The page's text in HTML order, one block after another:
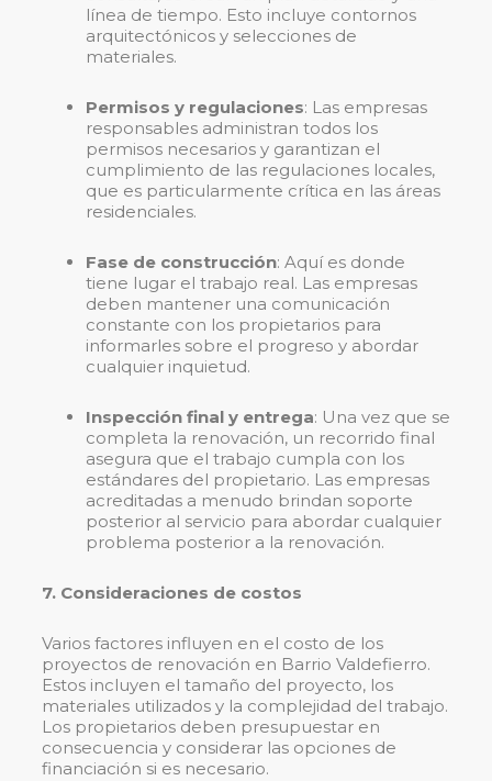
línea de tiempo. Esto incluye contornos
arquitectónicos y selecciones de
materiales.
Permisos y regulaciones: Las empresas
responsables administran todos los
permisos necesarios y garantizan el
cumplimiento de las regulaciones locales,
que es particularmente crítica en las áreas
residenciales.
Fase de construcción: Aquí es donde
tiene lugar el trabajo real. Las empresas
deben mantener una comunicación
constante con los propietarios para
informarles sobre el progreso y abordar
cualquier inquietud.
Inspección final y entrega: Una vez que se
completa la renovación, un recorrido final
asegura que el trabajo cumpla con los
estándares del propietario. Las empresas
acreditadas a menudo brindan soporte
posterior al servicio para abordar cualquier
problema posterior a la renovación.
7. Consideraciones de costos
Varios factores influyen en el costo de los
proyectos de renovación en Barrio Valdefierro.
Estos incluyen el tamaño del proyecto, los
materiales utilizados y la complejidad del trabajo.
Los propietarios deben presupuestar en
consecuencia y considerar las opciones de
financiación si es necesario.